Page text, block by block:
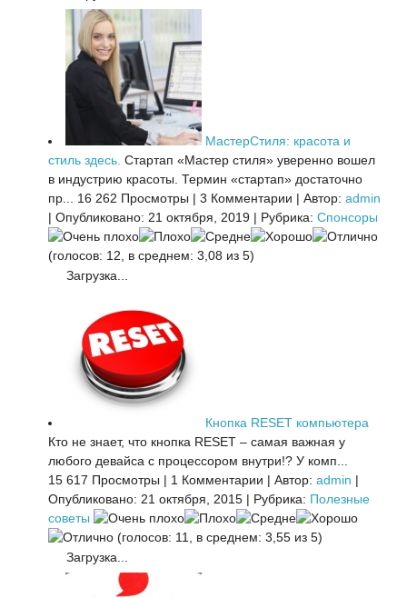
МастерСтиля: красота и
стиль здесь. Стартап «Мастер стиля» уверенно вошел
в индустрию красоты. Термин «стартап» достаточно
пр...
16 262 Просмотры | 3 Комментарии | Автор: admin
| Опубликовано: 21 октября, 2019 | Рубрика: Спонсоры
(голосов: 12, в среднем: 3,08 из 5)
Загрузка...
Кнопка RESET компьютера
Кто не знает, что кнопка RESET – самая важная у
любого девайса с процессором внутри!? У комп...
15 617 Просмотры | 1 Комментарии | Автор: admin |
Опубликовано: 21 октября, 2015 | Рубрика: Полезные
советы
(голосов: 11, в среднем: 3,55 из 5)
Загрузка...